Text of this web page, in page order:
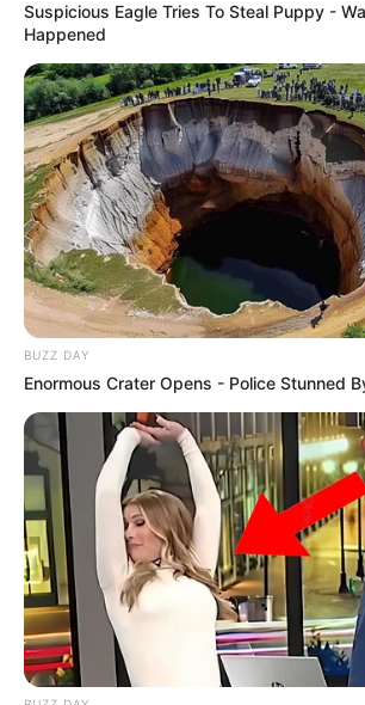
Suspicious Eagle Tries To Steal Puppy -
Happened
BUZZ DAY
Enormous Crater Opens - Police Stunned